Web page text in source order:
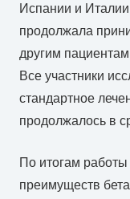
Испании и
продолжала
другим
Все участники
стандартное
продолжалось в
По итогам
преимуществ